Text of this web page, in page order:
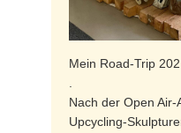
Mein Road-Trip
Nach der Open
Upcycling-